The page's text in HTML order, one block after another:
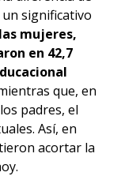
significativo
las mujeres,
en 42,7
que, en
padres, el
Así, en
acortar la